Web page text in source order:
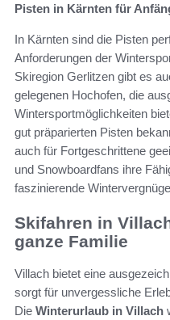
Pisten in Kärnten für
In Kärnten sind die Pisten
Anforderungen der
Skiregion Gerlitzen gibt es
gelegenen Hochofen, die
Wintersportmöglichkeiten
gut präparierten Pisten
auch für Fortgeschrittene
und Snowboardfans ihre
faszinierende
Skifahren in
ganze Familie
Villach bietet eine
sorgt für unvergessliche
Die Winterurlaub in Villach